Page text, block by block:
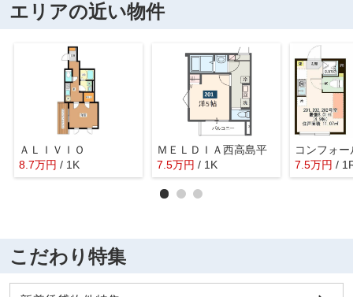
エリアの近い物件
ＡＬＩＶＩＯ
8.7万円 / 1K
ＭＥＬＤＩＡ西高島平
7.5万円 / 1K
コンフォー
7.5万円 /
こだわり特集